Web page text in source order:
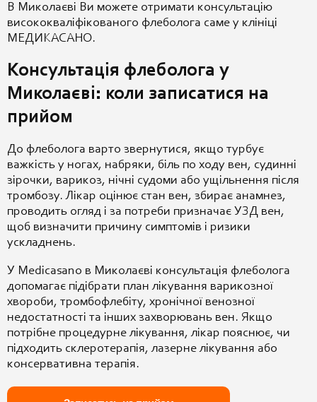
В Миколаєві Ви можете отримати консультацію
висококваліфікованого флеболога саме у клініці
МЕДИКАСАНО.
Консультація флеболога у
Миколаєві: коли записатися на
прийом
До флеболога варто звернутися, якщо турбує
важкість у ногах, набряки, біль по ходу вен, судинні
зірочки, варикоз, нічні судоми або ущільнення після
тромбозу. Лікар оцінює стан вен, збирає анамнез,
проводить огляд і за потреби призначає УЗД вен,
щоб визначити причину симптомів і ризики
ускладнень.
У Medicasano в Миколаєві консультація флеболога
допомагає підібрати план лікування варикозної
хвороби, тромбофлебіту, хронічної венозної
недостатності та інших захворювань вен. Якщо
потрібне процедурне лікування, лікар пояснює, чи
підходить склеротерапія, лазерне лікування або
консервативна терапія.